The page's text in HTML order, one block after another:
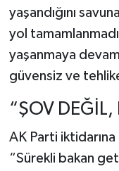
yaşandığını
yol
yaşanmaya
güvensiz ve
“ŞOV
AK Parti
“Sürekli bakan